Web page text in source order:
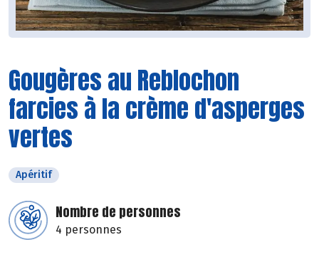
Gougères au Reblochon
farcies à la crème d'asperges
vertes
Apéritif
Nombre de personnes
4 personnes